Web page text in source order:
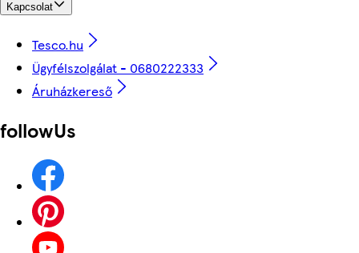
Kapcsolat
Tesco.hu
Ügyfélszolgálat - 0680222333
Áruházkereső
followUs